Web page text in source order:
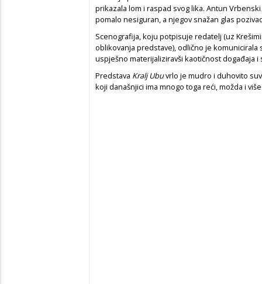
prikazala lom i raspad svog lika. Antun
pomalo nesiguran, a njegov snažan glas
Scenografija, koju potpisuje redatelj (uz
oblikovanja predstave), odlično je
uspješno materijaliziravši kaotičnost događaja
Predstava Kralj Ubuvrlo je mudro i duhovito
koji današnjici ima mnogo toga reći, možda i